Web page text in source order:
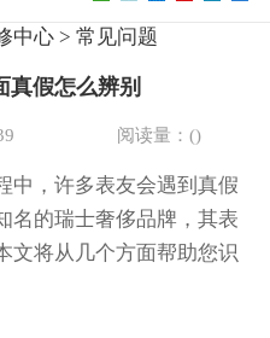
中心 > 常见问题
真假怎么辨别
阅读量：()
，许多表友会遇到真假
名的瑞士奢侈品牌，其表
文将从几个方面帮助您识